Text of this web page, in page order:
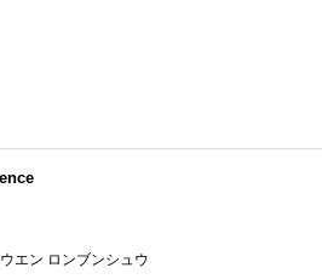
エン ロンブンシュウ